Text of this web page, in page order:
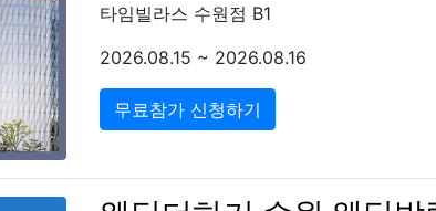
타임빌라스 수원점 B1
2026.08.15 ~ 2026.08.16
무료참가 신청하기